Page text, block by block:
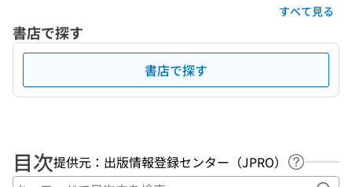
すべて見る
書店で探す
書店で探す
目次提供元：出版情報登録センター（JPRO）
ヘルプペ